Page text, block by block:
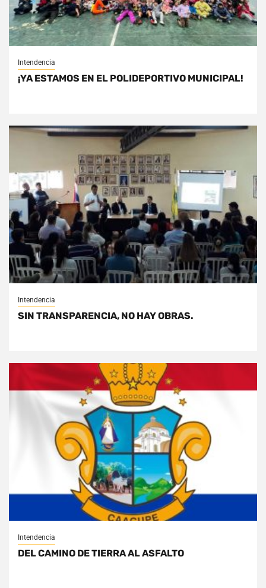
Intendencia
¡YA ESTAMOS EN EL POLIDEPORTIVO MUNICIPAL!
Intendencia
SIN TRANSPARENCIA, NO HAY OBRAS.
Intendencia
DEL CAMINO DE TIERRA AL ASFALTO